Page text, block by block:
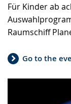
Für Kinder ab
Raumschiff
Go to the